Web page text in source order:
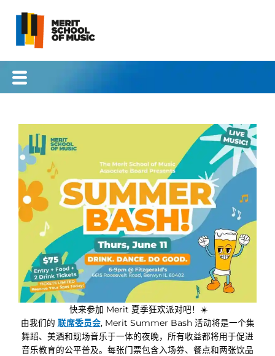
快来参加 Merit 夏季狂欢派对吧！☀️
由我们的 联席委员会, Merit Summer Bash 活动将是一个集
舞蹈、美酒和现场音乐于一体的夜晚，所有收益都将用于促进
音乐教育的公平普及。每张门票包含入场券、餐点和两张饮品